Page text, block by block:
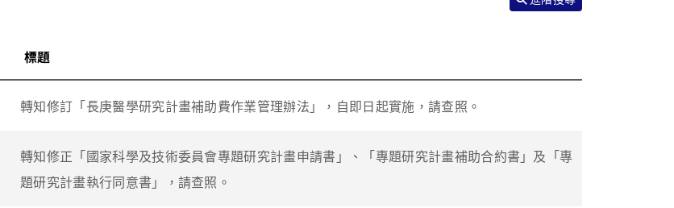
標題
轉知修訂「長庚醫學研究計畫補助費作業管理辦法」，自即日起實施，請查照。
轉知修正「國家科學及技術委員會專題研究計畫申請書」、「專題研究計畫補助合約書」及「專
題研究計畫執行同意書」，請查照。